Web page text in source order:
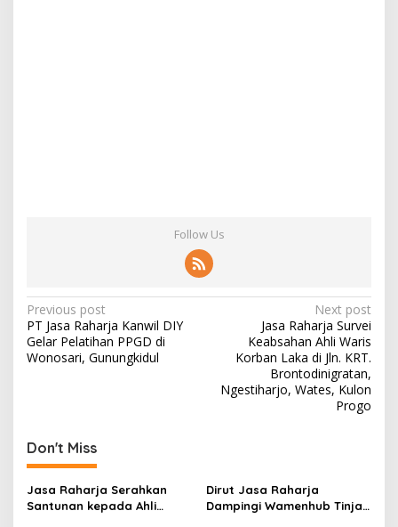
Follow Us
Post
navigation
Previous post
PT Jasa Raharja Kanwil DIY
Gelar Pelatihan PPGD di
Wonosari, Gunungkidul
Next post
Jasa Raharja Survei
Keabsahan Ahli Waris
Korban Laka di Jln. KRT.
Brontodinigratan,
Ngestiharjo, Wates, Kulon
Progo
Don't Miss
Jasa Raharja Serahkan
Santunan kepada Ahli
Dirut Jasa Raharja
Dampingi Wamenhub Tinjau